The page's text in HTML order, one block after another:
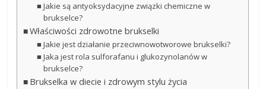
Jakie są antyoksydacyjne związki chemiczne w
brukselce?
Właściwości zdrowotne brukselki
Jakie jest działanie przeciwnowotworowe brukselki?
Jaka jest rola sulforafanu i glukozynolanów w
brukselce?
Brukselka w diecie i zdrowym stylu życia